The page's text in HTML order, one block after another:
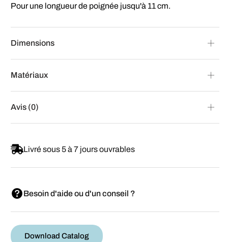
Pour une longueur de poignée jusqu'à 11 cm.
Dimensions
Matériaux
Avis (0)
Livré sous 5 à 7 jours ouvrables
Besoin d'aide ou d'un conseil ?
Download Catalog